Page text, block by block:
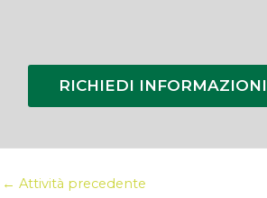
RICHIEDI INFORMAZIONI
← Attività precedente